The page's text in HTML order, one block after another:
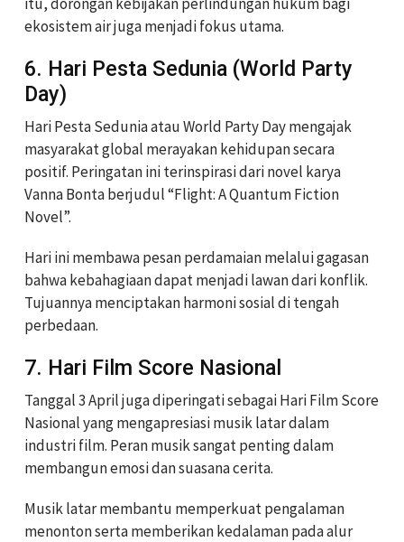
ekosistem air juga menjadi fokus utama.
6. Hari Pesta Sedunia (World Party
Day)
Hari Pesta Sedunia atau World Party Day mengajak
masyarakat global merayakan kehidupan secara
positif. Peringatan ini terinspirasi dari novel karya
Vanna Bonta berjudul “Flight: A Quantum Fiction
Novel”.
Hari ini membawa pesan perdamaian melalui gagasan
bahwa kebahagiaan dapat menjadi lawan dari konflik.
Tujuannya menciptakan harmoni sosial di tengah
perbedaan.
7. Hari Film Score Nasional
Tanggal 3 April juga diperingati sebagai Hari Film Score
Nasional yang mengapresiasi musik latar dalam
industri film. Peran musik sangat penting dalam
membangun emosi dan suasana cerita.
Musik latar membantu memperkuat pengalaman
menonton serta memberikan kedalaman pada alur